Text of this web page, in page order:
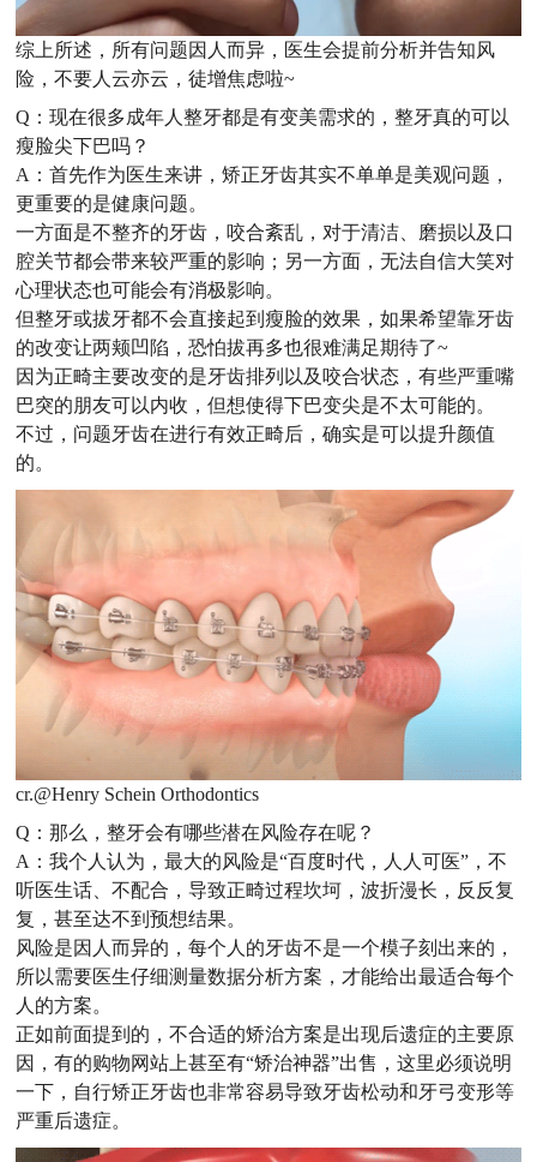
综上所述，所有问题因人而异，医生会提前分析并告知风
险，不要人云亦云，徒增焦虑啦~
Q：现在很多成年人整牙都是有变美需求的，整牙真的可以
瘦脸尖下巴吗？
A：首先作为医生来讲，矫正牙齿其实不单单是美观问题，
更重要的是健康问题。
‍‍一方面是不整齐的牙齿，咬合紊乱，对于清洁、磨损以及口
腔关节都会带来较严重的影响；另一方面，无法自信大笑对
心理状态也可能会有消极影响。
但整牙或拔牙都不会直接起到瘦脸的效果，如果希望靠牙齿
的改变让两颊凹陷，恐怕拔再多也很难满足期待了~
因为正畸主要改变的是牙齿排列以及咬合状态，有些严重嘴
巴突的朋友可以内收，但想使得下巴变尖是不太可能的。
不过，问题牙齿在进行有效正畸后，确实是可以提升颜值
的。
cr.@Henry Schein Orthodontics
Q：那么，整牙会有哪些潜在风险存在呢？
A：我个人认为，最大的风险是“百度时代，人人可医”，不
听医生话、不配合，导致正畸过程坎坷，波折漫长，反反复
复，甚至达不到预想结果。
风险是因人而异的，每个人的牙齿不是一个模子刻出来的，
所以需要医生仔细测量数据分析方案，才能给出最适合每个
人的方案。
正如前面提到的，不合适的矫治方案是出现后遗症的主要原
因，有的购物网站上甚至有“矫治神器”出售，这里必须说明
一下，自行矫正牙齿也非常容易导致牙齿松动和牙弓变形等
严重后遗症。